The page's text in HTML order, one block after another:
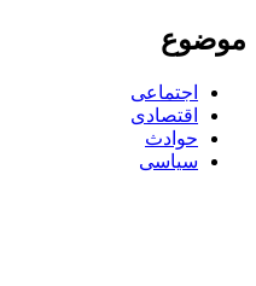
موضوع
اجتماعی
اقتصادی
حوادث
سیاسی